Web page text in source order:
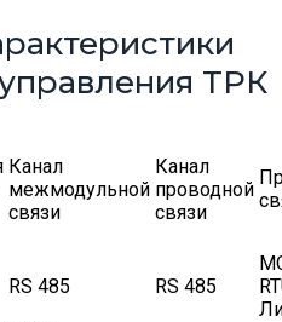
ТРК
Канал
межмодульной
связи
Канал
проводной
связи
RS 485 RS 485